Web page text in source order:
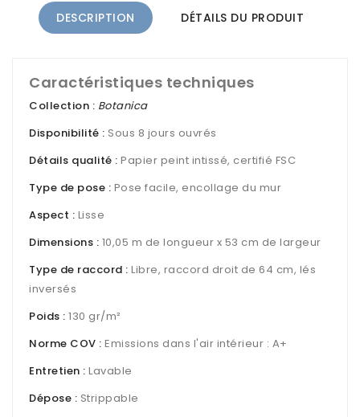
DESCRIPTION DÉTAILS DU PRODUIT
Caractéristiques techniques
Collection : Botanica
Disponibilité : Sous 8 jours ouvrés
Détails qualité : Papier peint intissé, certifié FSC
Type de pose : Pose facile, encollage du mur
Aspect : Lisse
Dimensions : 10,05 m de longueur x 53 cm de largeur
Type de raccord : Libre, raccord droit de 64 cm, lés
inversés
Poids : 130 gr/m²
Norme COV : Emissions dans l'air intérieur : A+
Entretien : Lavable
Dépose : Strippable